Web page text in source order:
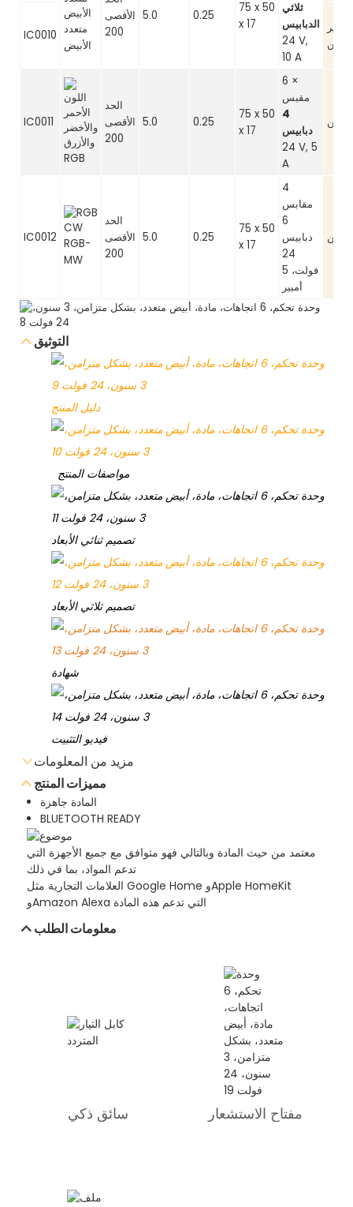
متعدد
الأبيض
الأقصى
200
5.0 0.25
75 x 50
x 17
ثلاثي
الدبابيس
24 V,
10 A
IC0010
غير
IC0011
RGB
الحد
الأقصى
200
5.0 0.25
75 x 50
x 17
6 ×
مقبس
4
دبابيس
24 V, 5
A
IC0012 RGB-
MW
الحد
الأقصى
200
5.0 0.25
75 x 50
x 17
4
مقابس
6
دبابيس
24
فولت، 5
أمبير
التوثيق
دليل المنتج
مواصفات المنتج
تصميم ثنائي الأبعاد
تصميم ثلاثي الأبعاد
شهادة
فيديو التثبيت
مزيد من المعلومات
إرسال استفسار عبر البريد الإلكتروني
تنزيل ورقة البيانات
مميزات المنتج
المادة جاهزة
BLUETOOTH READY
معتمد من حيث المادة وبالتالي فهو متوافق مع جميع الأجهزة التي
تدعم المواد، بما في ذلك
العلامات التجارية مثل Google Home وApple HomeKit
وAmazon Alexa التي تدعم هذه المادة
معلومات الطلب
سائق ذكي مفتاح الاستشعار